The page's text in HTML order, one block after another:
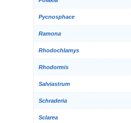
Pycnosphace
Ramona
Rhodochlamys
Rhodormis
Salviastrum
Schraderia
Sclarea